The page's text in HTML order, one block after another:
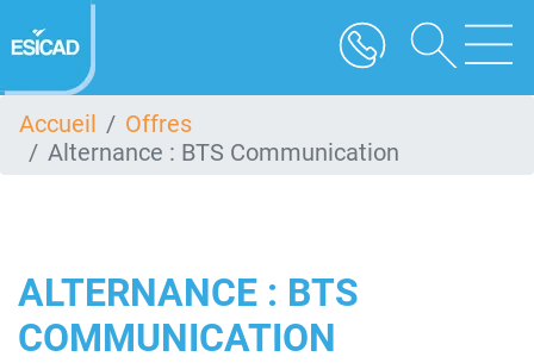
au
contenu
Accueil
Offres
Alternance : BTS Communication
ALTERNANCE : BTS
COMMUNICATION